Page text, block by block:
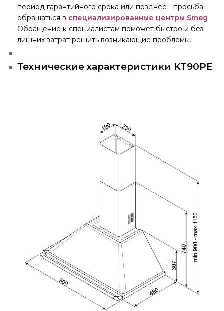
период гарантийного срока или позднее - просьба
обращаться в специализированные центры Smeg
Обращение к специалистам поможет быстро и без
лишних затрат решить возникающие проблемы.
Технические характеристики KT90PE